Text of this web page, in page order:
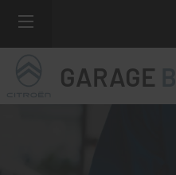
GARAGE